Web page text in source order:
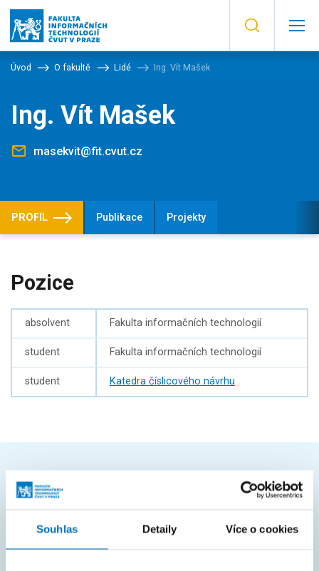
Souhlas Detaily Více o cookies
Úvod O fakultě Lidé Ing. Vít Mašek
Ing. Vít Mašek
masekvit@fit.cvut.cz
PROFIL Publikace Projekty
Pozice
absolvent Fakulta informačních technologií
student Fakulta informačních technologií
student Katedra číslicového návrhu
ČASTO HLEDÁTE